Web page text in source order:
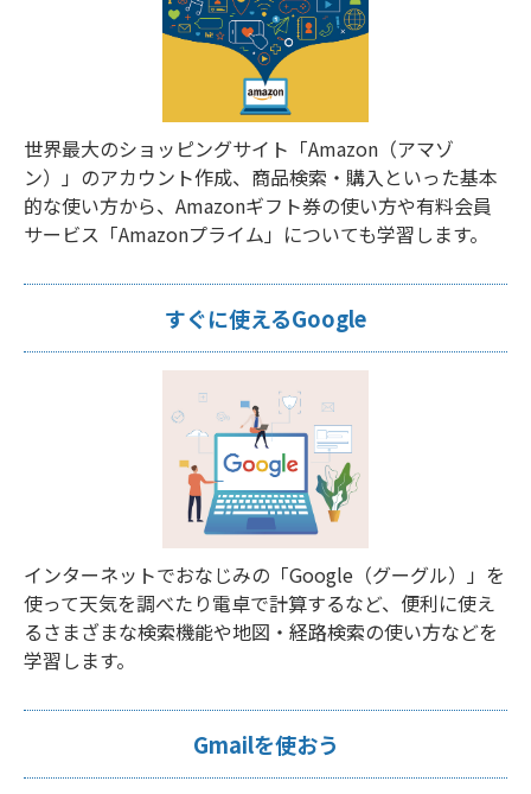
世界最大のショッピングサイト「Amazon（アマゾ
ン）」のアカウント作成、商品検索・購入といった基本
的な使い方から、Amazonギフト券の使い方や有料会員
サービス「Amazonプライム」についても学習します。
すぐに使えるGoogle
インターネットでおなじみの「Google（グーグル）」を
使って天気を調べたり電卓で計算するなど、便利に使え
るさまざまな検索機能や地図・経路検索の使い方などを
学習します。
Gmailを使おう